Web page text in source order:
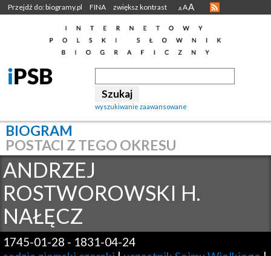
Przejdź do: biogramy.pl FINA zwiększ kontrast A AA
wyszukiwanie zaawansowane
BIOGRAM
POSTACI Z TEGO OKRESU
ANDRZEJ
ROSTWOROWSKI H.
NAŁĘCZ
1745-01-28 - 1831-04-24